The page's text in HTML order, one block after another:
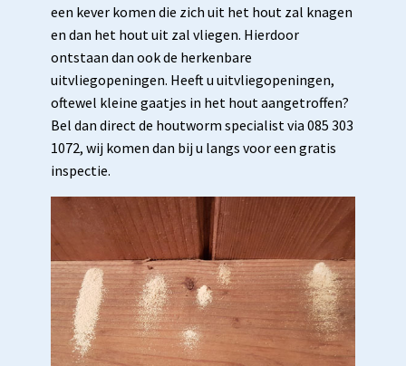
een kever komen die zich uit het hout zal knagen
en dan het hout uit zal vliegen. Hierdoor
ontstaan dan ook de herkenbare
uitvliegopeningen. Heeft u uitvliegopeningen,
oftewel kleine gaatjes in het hout aangetroffen?
Bel dan direct de houtworm specialist via 085 303
1072, wij komen dan bij u langs voor een gratis
inspectie.